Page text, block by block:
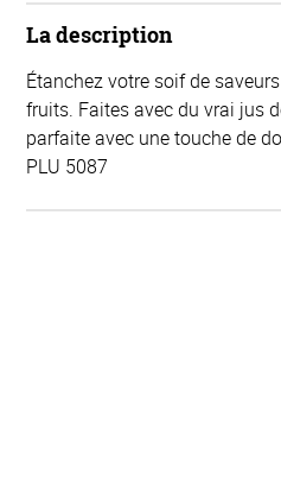
La description
Étanchez votre soif de
fruits. Faites avec du vrai jus
parfaite avec une touche de
PLU 5087